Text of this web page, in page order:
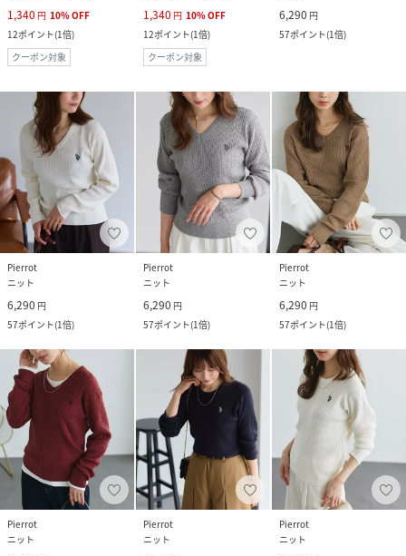
1,340 円 10%OFF
12ポイント(1倍)
クーポン対象
1,340 円 10%OFF
12ポイント(1倍)
クーポン対象
6,290 円
57ポイント(1倍)
Pierrot
ニット
6,290 円
57ポイント(1倍)
Pierrot
ニット
6,290 円
57ポイント(1倍)
Pierrot
ニット
6,290 円
57ポイント(1倍)
Pierrot
ニット
Pierrot
ニット
Pierrot
ニット